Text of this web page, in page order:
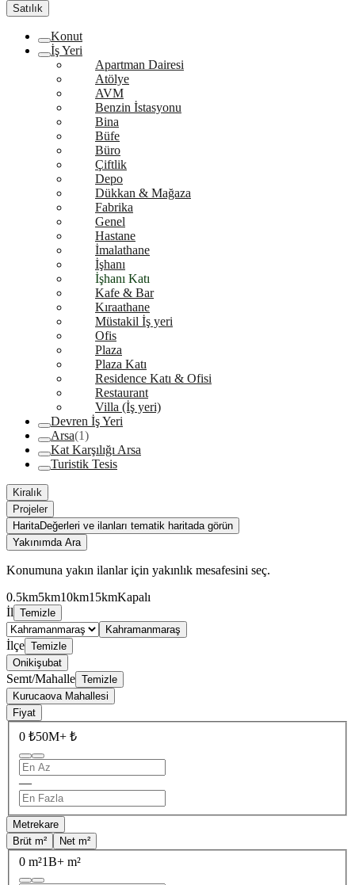
Satılık
Konut
İş Yeri
Apartman Dairesi
Atölye
AVM
Benzin İstasyonu
Bina
Büfe
Büro
Çiftlik
Depo
Dükkan & Mağaza
Fabrika
Genel
Hastane
İmalathane
İşhanı
İşhanı Katı
Kafe & Bar
Kıraathane
Müstakil İş yeri
Ofis
Plaza
Plaza Katı
Residence Katı & Ofisi
Restaurant
Villa (İş yeri)
Devren İş Yeri
Arsa(1)
Kat Karşılığı Arsa
Turistik Tesis
Kiralık
Projeler
HaritaDeğerleri ve ilanları tematik haritada görün
Yakınımda Ara
Konumuna yakın ilanlar için yakınlık mesafesini seç.
0.5km5km10km15kmKapalı
İl Temizle
Kahramanmaraş
İlçe Temizle
Onikişubat
Semt/Mahalle Temizle
Kurucaova Mahallesi
Fiyat
0 ₺50M+ ₺
—
Metrekare
Brüt m²
Net m²
0 m²1B+ m²